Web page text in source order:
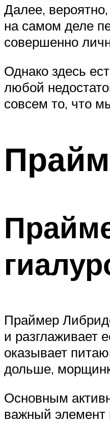
Далее,
на самом деле
совершенно
Однако здесь
любой
совсем то, что
Праймер
и разглаживает
оказывает
дольше,
Основным
важный элемент